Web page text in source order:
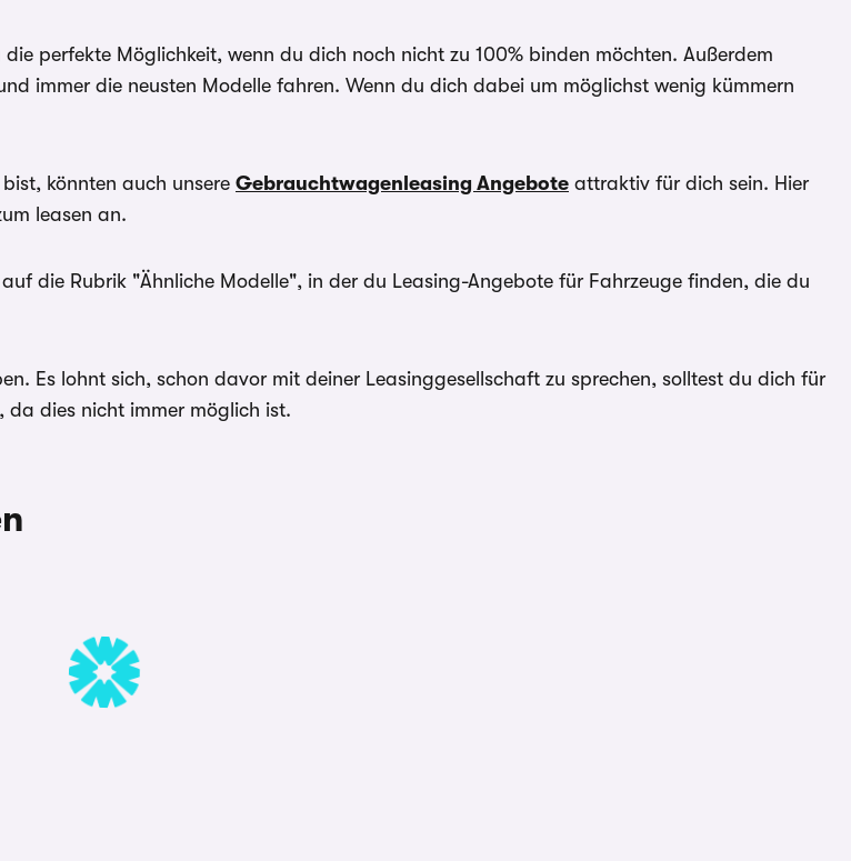
perfekte Möglichkeit, wenn du dich noch nicht zu 100% binden möchten. Außerdem
immer die neusten Modelle fahren. Wenn du dich dabei um möglichst wenig kümmern
könnten auch unsere Gebrauchtwagenleasing Angebote attraktiv für dich sein. Hier
leasen an.
die Rubrik "Ähnliche Modelle", in der du Leasing-Angebote für Fahrzeuge finden, die du
Es lohnt sich, schon davor mit deiner Leasinggesellschaft zu sprechen, solltest du dich für
da dies nicht immer möglich ist.